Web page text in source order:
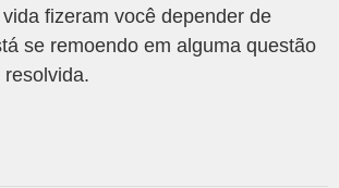
fizeram você depender de
se remoendo em alguma questão